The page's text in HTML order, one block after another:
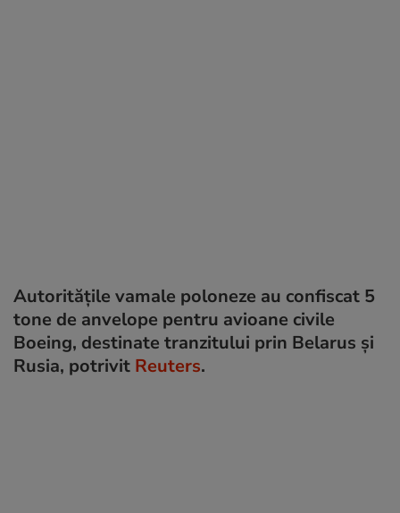
Autoritățile vamale poloneze au confiscat 5
tone de anvelope pentru avioane civile
Boeing, destinate tranzitului prin Belarus și
Rusia, potrivit Reuters.